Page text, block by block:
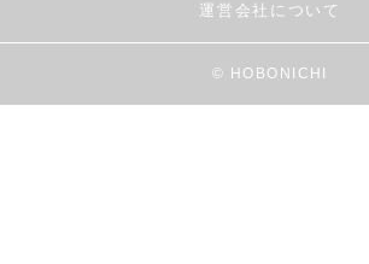
運営会社について
© HOBONICHI